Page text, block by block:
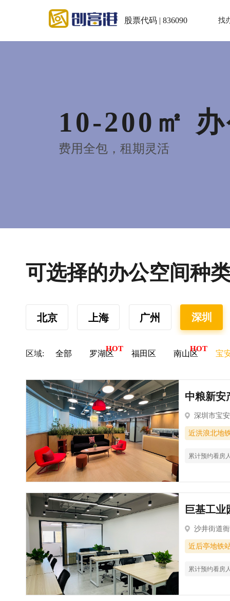
股票代码 | 836090 找
10-200㎡
费用全包，租期灵活
可选择的办公空间种
北京 上海 广州 深圳
区域: 全部 罗湖区 福田区 南山区 宝
中粮新安
深圳市宝
近洪浪北地
累计预约看房
巨基工业
沙井街道
近后亭地铁
累计预约看房